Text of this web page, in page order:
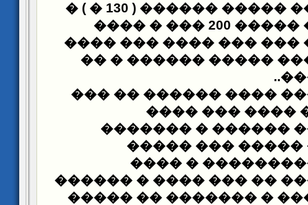
����� ������ ( 130 � ) �
���� ��� ���� ����� 200 ��� � ����
��� ���� ��� ����
������ ���� ���
..
����� �������� ����
���� � ��� ���
�������� ����
������ �����
� ����
������� ������ �� ���
�� ����� ������ �